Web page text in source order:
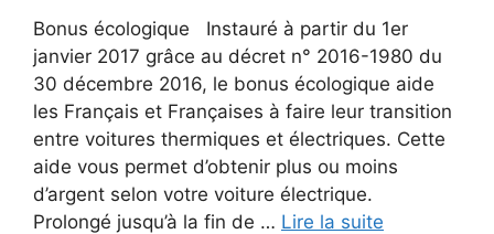
Bonus écologique Instauré à partir du 1er
janvier 2017 grâce au décret n° 2016-1980 du
30 décembre 2016, le bonus écologique aide
les Français et Françaises à faire leur transition
entre voitures thermiques et électriques. Cette
aide vous permet d’obtenir plus ou moins
d’argent selon votre voiture électrique.
Prolongé jusqu’à la fin de … Lire la suite